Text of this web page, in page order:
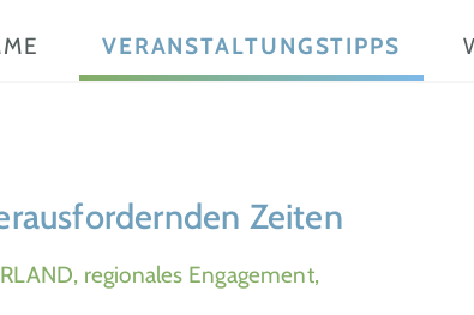
VERANSTALTUNGSTIPPS
Zeiten
regionales Engagement,